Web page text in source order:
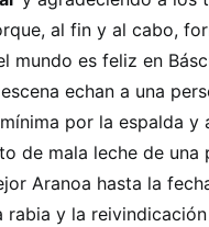
al fin y al cabo,
mundo es feliz en
echan a una
por la espalda y
de mala leche de una
Aranoa hasta la
rabia y la